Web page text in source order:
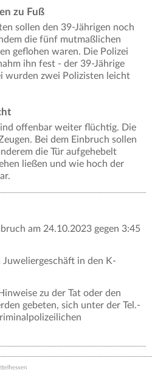
zu Fuß
sollen den 39-Jährigen noch
die fünf mutmaßlichen
geflohen waren. Die Polizei
ihn fest - der 39-Jährige
wurden zwei Polizisten leicht
offenbar weiter flüchtig. Die
Bei dem Einbruch sollen
die Tür aufgehebelt
ließen und wie hoch der
am 24.10.2023 gegen 3:45
Juweliergeschäft in den K-
zu der Tat oder den
gebeten, sich unter der Tel.-